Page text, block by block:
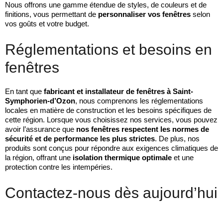
Nous offrons une gamme étendue de styles, de couleurs et de
finitions, vous permettant de personnaliser vos fenêtres selon
vos goûts et votre budget.
Réglementations et besoins en
fenêtres
En tant que fabricant et installateur de fenêtres à Saint-
Symphorien-d’Ozon, nous comprenons les réglementations
locales en matière de construction et les besoins spécifiques de
cette région. Lorsque vous choisissez nos services, vous pouvez
avoir l’assurance que nos fenêtres respectent les normes de
sécurité et de performance les plus strictes. De plus, nos
produits sont conçus pour répondre aux exigences climatiques de
la région, offrant une isolation thermique optimale et une
protection contre les intempéries.
Contactez-nous dès aujourd’hui